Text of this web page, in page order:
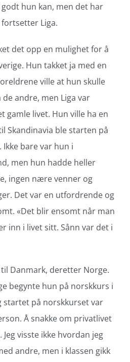
hun kan, men det har
Liga.
det opp en mulighet for å
Hun takket ja med en
ville at hun skulle
andre, men Liga var
gamle livet. Hun ville ha en
Skandinavia ble starten på
bare var hun i
men hun hadde heller
ingen nære venner og
Det var en utfordrende og
«Det blir ensomt når man
inn i livet sitt. Sånn var det i
Danmark, deretter Norge.
begynte hun på norskkurs i
startet på norskkurset var
Å snakke om privatlivet
visste ikke hvordan jeg
andre, men i klassen gikk